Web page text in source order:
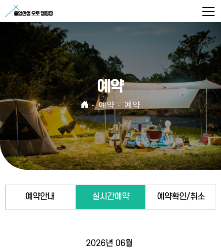
예약
예약 예약
예약안내 실시간예약 예약확인/취소
2026년 06월